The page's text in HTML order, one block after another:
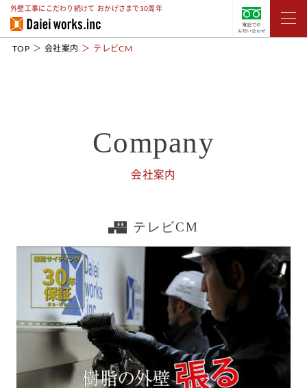
外壁工事にこだわり続けて おかげさまで30周年
TOP 会社案内 テレビCM
Company
会社案内
テレビCM